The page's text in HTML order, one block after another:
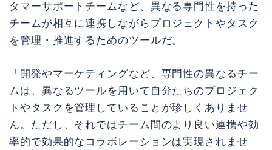
タマーサポートチームなど、異なる専門性を持った
チームが相互に連携しながらプロジェクトやタスク
を管理・推進するためのツールだ。
「開発やマーケティングなど、専門性の異なるチー
ムは、異なるツールを用いて自分たちのプロジェク
トやタスクを管理していることが珍しくありませ
ん。ただし、それではチーム間のより良い連携や効
率的で効果的なコラボレーションは実現されませ